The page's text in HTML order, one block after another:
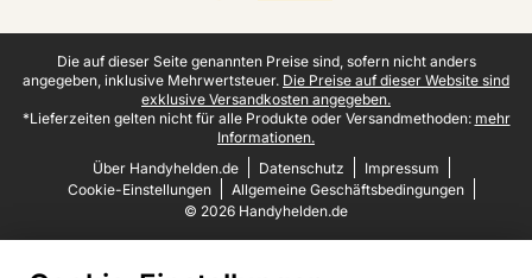
Juristische Fußzeile
Die auf dieser Seite genannten Preise sind, sofern nicht anders
angegeben, inklusive Mehrwertsteuer. Die Preise auf dieser Website sind
exklusive Versandkosten angegeben.
*Lieferzeiten gelten nicht für alle Produkte oder Versandmethoden: mehr
Informationen.
Über Handyhelden.de
Datenschutz
Impressum
Cookie-Einstellungen
Allgemeine Geschäftsbedingungen
© 2026 Handyhelden.de